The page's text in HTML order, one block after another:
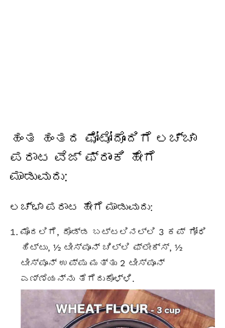
ಹಂತ ಹಂತದ ಫೋಟೋದೊಂದಿಗೆ ಲಚ್ಚಾ
ಪರಾಟ ವೆಜ್ ಫ್ರಾಂಕಿ ಹೇಗೆ
ಮಾಡುವುದು:
ಲಚ್ಛಾ ಪರಾಟ ಹೇಗೆ ಮಾಡುವುದು:
ಮೊದಲಿಗೆ, ದೊಡ್ಡ ಬಟ್ಟಲಿನಲ್ಲಿ 3 ಕಪ್ ಗೋಧಿ
ಹಿಟ್ಟು, ½ ಟೀಸ್ಪೂನ್ ಚಿಲ್ಲಿ ಫ್ಲೇಕ್ಸ್, ½
ಟೀಸ್ಪೂನ್ ಉಪ್ಪು ಮತ್ತು 2 ಟೀಸ್ಪೂನ್
ಎಣ್ಣೆಯನ್ನು ತೆಗೆದುಕೊಳ್ಳಿ.